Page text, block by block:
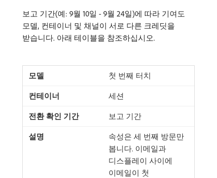
보고 기간(예: 9월 10일 - 9월 24일)에 따라 기여도
모델, 컨테이너 및 채널이 서로 다른 크레딧을
받습니다. 아래 테이블을 참조하십시오.
첫 번째 터치
세션
보고 기간
속성은 세 번째 방문만
봅니다. 이메일과
디스플레이 사이에
이메일이 첫